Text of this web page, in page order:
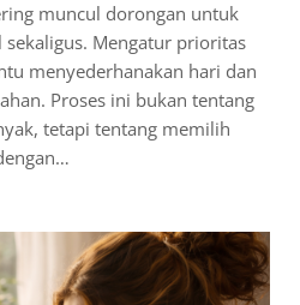
muncul dorongan untuk
Mengatur prioritas
menyederhanakan hari dan
Proses ini bukan tentang
tetapi tentang memilih